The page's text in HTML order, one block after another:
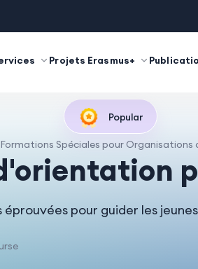
Projets Erasmus+
Popular
Formations Spéciales pour Organisations
pour guider les